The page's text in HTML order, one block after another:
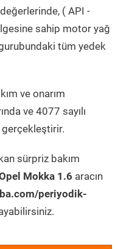
( API -
sahip motor yağ
tüm yedek
ve onarım
ve 4077 sayılı
gerçekleştirir.
sürpriz bakım
Mokka 1.6 aracın
periyodik-